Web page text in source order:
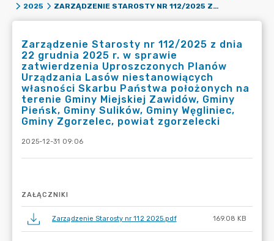
2025
ZARZĄDZENIE STAROSTY NR 112/2025 Z DNIA 22 GRUDNIA 2025 R. W SPRAWIE ZATWIERDZENIA UPROSZCZONYCH PLANÓW URZĄDZANIA LASÓW NIESTANOWIĄCYCH WŁASNOŚCI SKARBU PAŃSTWA POŁOŻONYCH NA TERENIE GMINY MIEJSKIEJ ZAWIDÓW, GMINY PIEŃSK, GMINY SULIKÓW, GMINY WĘGLINIEC, GMINY ZGORZELEC, POWIAT ZGORZELECKI
Zarządzenie Starosty nr 112/2025 z dnia
22 grudnia 2025 r. w sprawie
zatwierdzenia Uproszczonych Planów
Urządzania Lasów niestanowiących
własności Skarbu Państwa położonych na
terenie Gminy Miejskiej Zawidów, Gminy
Pieńsk, Gminy Sulików, Gminy Węgliniec,
Gminy Zgorzelec, powiat zgorzelecki
2025-12-31 09:06
ZAŁĄCZNIKI
Zarządzenie Starosty nr 112 2025.pdf 169.08 KB